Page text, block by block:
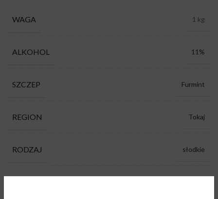
WAGA 1 kg
ALKOHOL 11%
SZCZEP Furmint
REGION Tokaj
RODZAJ słodkie